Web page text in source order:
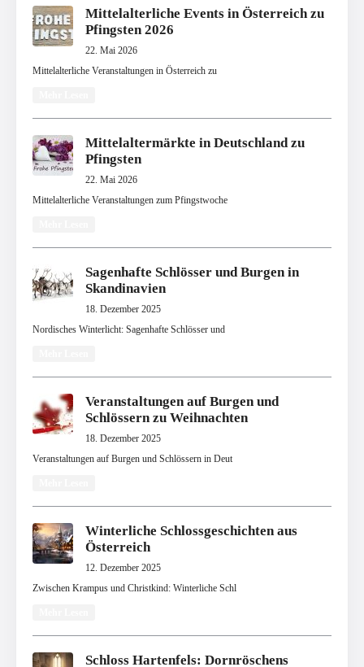
Mittelalterliche Events in Österreich zu
Pfingsten 2026
22. Mai 2026
Mittelalterliche Veranstaltungen in Österreich zu
Mittelaltermärkte in Deutschland zu
Pfingsten
22. Mai 2026
Mittelalterliche Veranstaltungen zum Pfingstwoche
Sagenhafte Schlösser und Burgen in
Skandinavien
18. Dezember 2025
Nordisches Winterlicht: Sagenhafte Schlösser und
Veranstaltungen auf Burgen und
Schlössern zu Weihnachten
18. Dezember 2025
Veranstaltungen auf Burgen und Schlössern in Deut
Winterliche Schlossgeschichten aus
Österreich
12. Dezember 2025
Zwischen Krampus und Christkind: Winterliche Schl
Schloss Hartenfels: Dornröschens